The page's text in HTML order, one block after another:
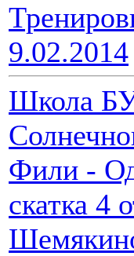
9.02.2014
Школа
Фили -
скатка 4